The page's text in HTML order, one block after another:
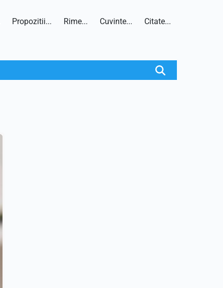
Propozitii... Rime... Cuvinte... Citate...